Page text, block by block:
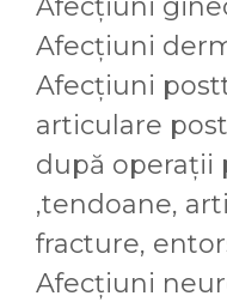
Afecțiuni
Afecțiuni
Afecțiuni
articulare
după operații
,tendoane,
fracture,
Afecțiuni